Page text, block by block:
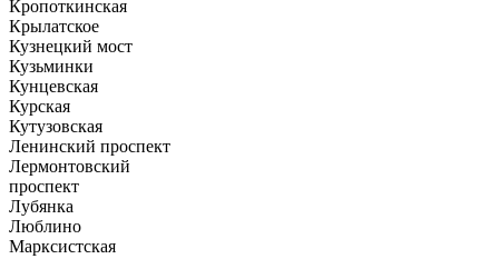
Кропоткинская
Крылатское
Кузнецкий мост
Кузьминки
Кунцевская
Курская
Кутузовская
Ленинский проспект
Лермонтовский
проспект
Лубянка
Люблино
Марксистская